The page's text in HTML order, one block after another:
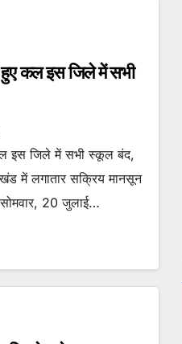
कल इस जिले में सभी
इस जिले में सभी स्कूल बंद,
में लगातार सक्रिय मानसून
20 जुलाई…